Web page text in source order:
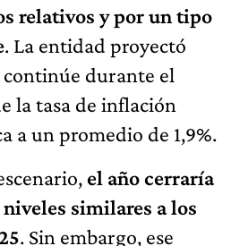
relativos y por un tipo
. La entidad proyectó
continúe durante el
la tasa de inflación
a un promedio de 1,9%.
el año cerraría
similares a los
. Sin embargo, ese